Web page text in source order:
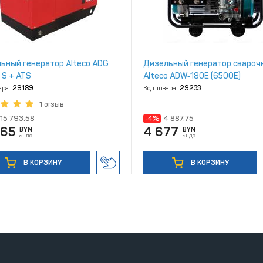
генератор Alteco ADG
+ ATS
29189
1 отзыв
15 793.58
BYN
с НДС
В КОРЗИНУ
Дизельный генератор
Alteco ADW‑180E (6500Е)
Код товара: 29233
-4% 4 887.75
4 677 BYN
с НДС
В КОРЗИНУ